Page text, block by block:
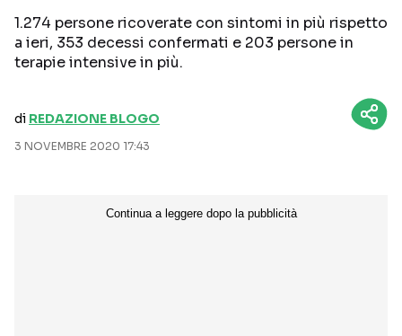
1.274 persone ricoverate con sintomi in più rispetto
a ieri, 353 decessi confermati e 203 persone in
terapie intensive in più.
di REDAZIONE BLOGO
3 NOVEMBRE 2020 17:43